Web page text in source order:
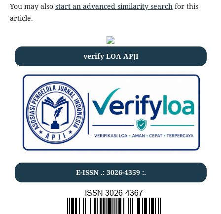
You may also start an advanced similarity search for this
article.
verify LOA APJI
E-ISSN .: 3026-4359:.